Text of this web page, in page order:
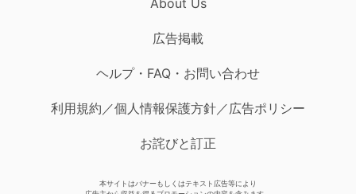
About Us
広告掲載
ヘルプ・FAQ・お問い合わせ
利用規約／個人情報保護方針／広告ポリシー
お詫びと訂正
本サイトはバナーもしくはテキスト広告等により